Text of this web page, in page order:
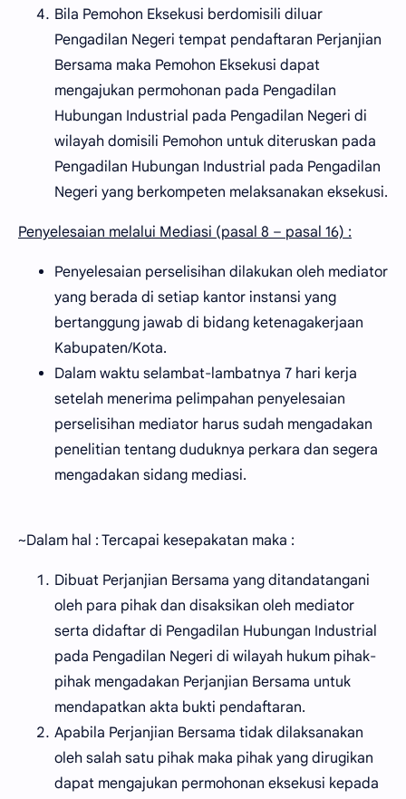
Bila Pemohon Eksekusi berdomisili diluar
Pengadilan Negeri tempat pendaftaran Perjanjian
Bersama maka Pemohon Eksekusi dapat
mengajukan permohonan pada Pengadilan
Hubungan Industrial pada Pengadilan Negeri di
wilayah domisili Pemohon untuk diteruskan pada
Pengadilan Hubungan Industrial pada Pengadilan
Negeri yang berkompeten melaksanakan eksekusi.
Penyelesaian melalui Mediasi (pasal 8 – pasal 16) :
Penyelesaian perselisihan dilakukan oleh mediator
yang berada di setiap kantor instansi yang
bertanggung jawab di bidang ketenagakerjaan
Kabupaten/Kota.
Dalam waktu selambat-lambatnya 7 hari kerja
setelah menerima pelimpahan penyelesaian
perselisihan mediator harus sudah mengadakan
penelitian tentang duduknya perkara dan segera
mengadakan sidang mediasi.
~Dalam hal : Tercapai kesepakatan maka :
Dibuat Perjanjian Bersama yang ditandatangani
oleh para pihak dan disaksikan oleh mediator
serta didaftar di Pengadilan Hubungan Industrial
pada Pengadilan Negeri di wilayah hukum pihak-
pihak mengadakan Perjanjian Bersama untuk
mendapatkan akta bukti pendaftaran.
Apabila Perjanjian Bersama tidak dilaksanakan
oleh salah satu pihak maka pihak yang dirugikan
dapat mengajukan permohonan eksekusi kepada